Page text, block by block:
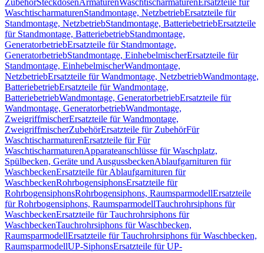
ZubehörSteckdosenArmaturenWaschtischarmaturen Ersatzteile für
WaschtischarmaturenStandmontage, NetzbetriebErsatzteile für
Standmontage, NetzbetriebStandmontage, BatteriebetriebErsatzteile
für Standmontage, BatteriebetriebStandmontage,
GeneratorbetriebErsatzteile für Standmontage,
GeneratorbetriebStandmontage, EinhebelmischerErsatzteile für
Standmontage, EinhebelmischerWandmontage,
NetzbetriebErsatzteile für Wandmontage, NetzbetriebWandmontage,
BatteriebetriebErsatzteile für Wandmontage,
BatteriebetriebWandmontage, GeneratorbetriebErsatzteile für
Wandmontage, GeneratorbetriebWandmontage,
ZweigriffmischerErsatzteile für Wandmontage,
ZweigriffmischerZubehörErsatzteile für ZubehörFür
WaschtischarmaturenErsatzteile für Für
WaschtischarmaturenApparateanschlüsse für Waschplatz,
Spülbecken, Geräte und AusgussbeckenAblaufgarnituren für
WaschbeckenErsatzteile für Ablaufgarnituren für
WaschbeckenRohrbogensiphonsErsatzteile für
RohrbogensiphonsRohrbogensiphons, RaumsparmodellErsatzteile
für Rohrbogensiphons, RaumsparmodellTauchrohrsiphons für
WaschbeckenErsatzteile für Tauchrohrsiphons für
WaschbeckenTauchrohrsiphons für Waschbecken,
RaumsparmodellErsatzteile für Tauchrohrsiphons für Waschbecken,
RaumsparmodellUP-SiphonsErsatzteile für UP-